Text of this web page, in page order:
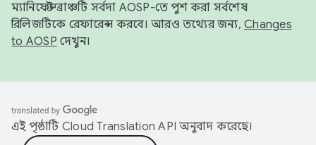
ম্যানিফেস্ট ব্রাঞ্চটি সর্বদা AOSP-তে পুশ করা সর্বশেষ
রিলিজটিকে রেফারেন্স করবে। আরও তথ্যের জন্য, Changes
to AOSP দেখুন।
এই পৃষ্ঠাটি Cloud Translation API অনুবাদ করেছে।